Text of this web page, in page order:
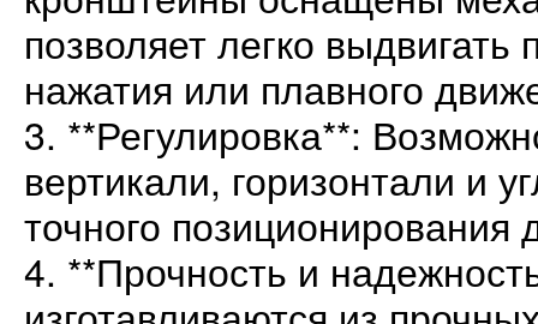
позволяет легко
нажатия или плавного
3. **Регулировка**:
вертикали, горизонтали и
точного позиционирования
4. **Прочность и